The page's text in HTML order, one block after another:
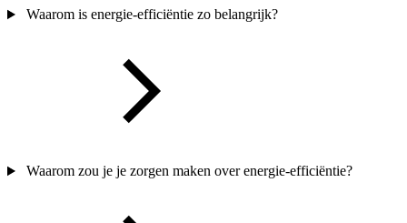
Waarom is energie-efficiëntie zo belangrijk?
Waarom zou je je zorgen maken over energie-efficiëntie?